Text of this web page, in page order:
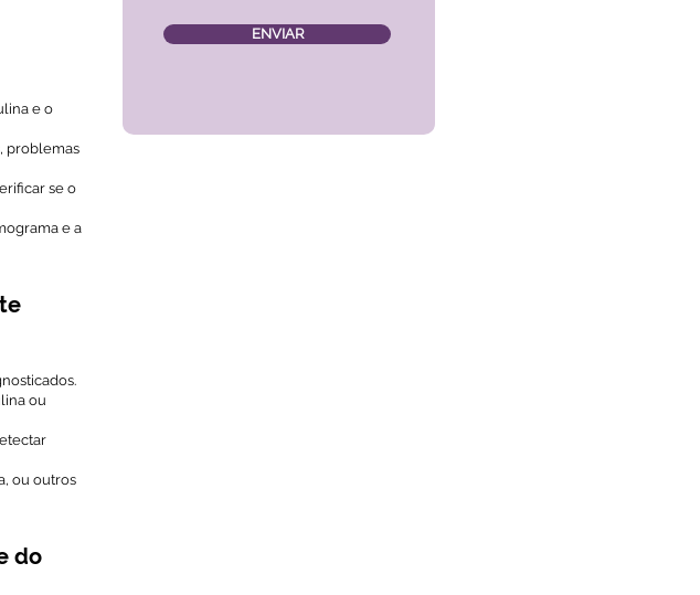
e o
problemas
se o
e a
ou
ou outros
do
ENVIAR